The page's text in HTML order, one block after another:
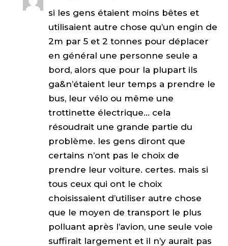
si les gens étaient moins bêtes et
utilisaient autre chose qu’un engin de
2m par 5 et 2 tonnes pour déplacer
en général une personne seule a
bord, alors que pour la plupart ils
ga&n’étaient leur temps a prendre le
bus, leur vélo ou même une
trottinette électrique… cela
résoudrait une grande partie du
problème. les gens diront que
certains n’ont pas le choix de
prendre leur voiture. certes. mais si
tous ceux qui ont le choix
choisissaient d’utiliser autre chose
que le moyen de transport le plus
polluant après l’avion, une seule voie
suffirait largement et il n’y aurait pas